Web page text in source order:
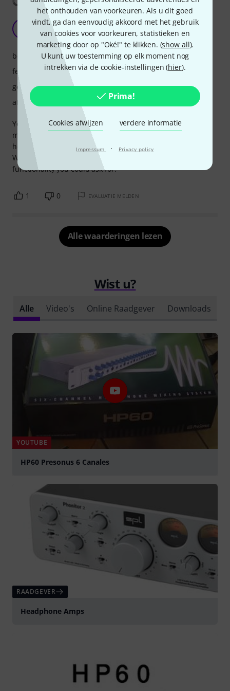
het onthouden van voorkeuren. Als u dit goed
vindt, ga dan eenvoudig akkoord met het gebruik
van cookies voor voorkeuren, statistieken en
marketing door op "Oké!" te klikken. (show all).
U kunt uw toestemming op elk moment nog
intrekken via de cookie-instellingen (hier).
Prima!
Cookies afwijzen verdere informatie
Impressum · Privacy policy
No desk? No problem!
skizotom 01.03.2019
You have a pile of preamps but no desk for headphone
management? Enter the HP60! Make a shit ton of
headphone mixes in your daw and route them to the HP60.
With the built in Talk back function it provides all the
functionality you could ask for.
bediening
features
geluid
afwerking
1 0 EVALUATIE MELDEN
Alle waarderingen lezen
Wist u?
Alle Video's Online Raadgever Downloads
YOUTUBE
HP60 Presonus 6 Canales
RAADGEVER
Headphone Amps